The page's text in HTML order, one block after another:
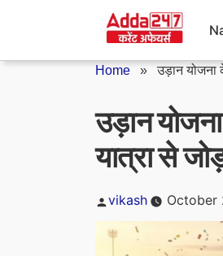
Home »उड़ान योजना
उड़ान
यात्रा से
Posted
vikash October